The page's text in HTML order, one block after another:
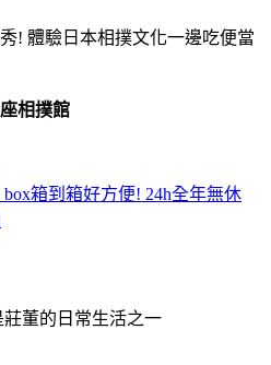
相撲館
箱到箱好方便! 24h全年無休
董的日常生活之一